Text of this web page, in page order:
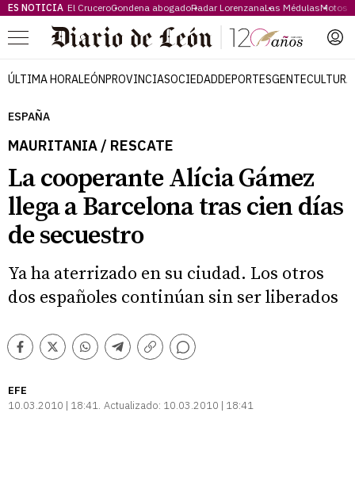
ES NOTICIA El CruceroCondena abogadoRadar LorenzanaLas MédulasMotos
Menú
ÚLTIMA HORALEÓNPROVINCIASOCIEDADDEPORTESGENTECULTURA
ESPAÑA
MAURITANIA / RESCATE
La cooperante Alícia Gámez
llega a Barcelona tras cien días
de secuestro
Ya ha aterrizado en su ciudad. Los otros
dos españoles continúan sin ser liberados
Facebook
TwitterWhatsappTelegram
Copiar
Comentarios
EFE
10.03.2010 | 18:41 Actualizado: 10.03.2010 | 18:41